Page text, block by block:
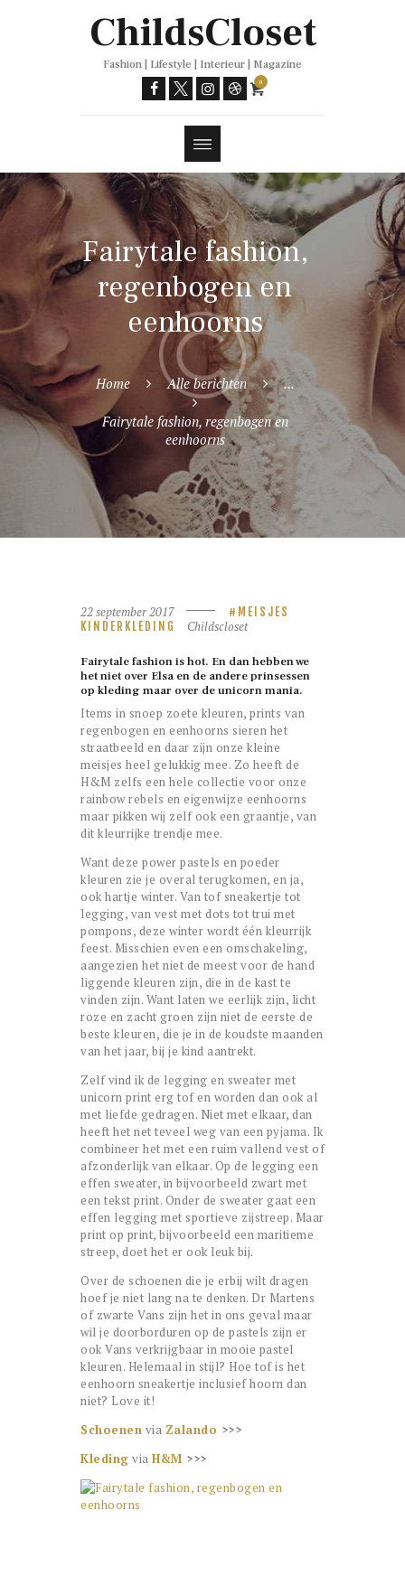
ChildsCloset
Fashion | Lifestyle | Interieur | Magazine
0
Fairytale fashion,
regenbogen en
eenhoorns
Home Alle berichten ...
Fairytale fashion, regenbogen en
eenhoorns
22 september 2017
MEISJES
KINDERKLEDING
Childscloset
Fairytale fashion is hot. En dan hebben we
het niet over Elsa en de andere prinsessen
op kleding maar over de unicorn mania.
Items in snoep zoete kleuren, prints van
regenbogen en eenhoorns sieren het
straatbeeld en daar zijn onze kleine
meisjes heel gelukkig mee. Zo heeft de
H&M zelfs een hele collectie voor onze
rainbow rebels en eigenwijze eenhoorns
maar pikken wij zelf ook een graantje, van
dit kleurrijke trendje mee.
Want deze power pastels en poeder
kleuren zie je overal terugkomen, en ja,
ook hartje winter. Van tof sneakertje tot
legging, van vest met dots tot trui met
pompons, deze winter wordt één kleurrijk
feest. Misschien even een omschakeling,
aangezien het niet de meest voor de hand
liggende kleuren zijn, die in de kast te
vinden zijn. Want laten we eerlijk zijn, licht
roze en zacht groen zijn niet de eerste de
beste kleuren, die je in de koudste maanden
van het jaar, bij je kind aantrekt.
Zelf vind ik de legging en sweater met
unicorn print erg tof en worden dan ook al
met liefde gedragen. Niet met elkaar, dan
heeft het net teveel weg van een pyjama. Ik
combineer het met een ruim vallend vest of
afzonderlijk van elkaar. Op de legging een
effen sweater, in bijvoorbeeld zwart met
een tekst print. Onder de sweater gaat een
effen legging met sportieve zijstreep. Maar
print op print, bijvoorbeeld een maritieme
streep, doet het er ook leuk bij.
Over de schoenen die je erbij wilt dragen
hoef je niet lang na te denken. Dr Martens
of zwarte Vans zijn het in ons geval maar
wil je doorborduren op de pastels zijn er
ook Vans verkrijgbaar in mooie pastel
kleuren. Helemaal in stijl? Hoe tof is het
eenhoorn sneakertje inclusief hoorn dan
niet? Love it!
Schoenen via Zalando >>>
Kleding via H&M >>>